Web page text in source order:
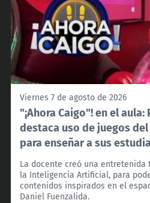
Viernes 7 de agosto de 2026
"¡Ahora Caigo"! en el
destaca uso de juegos
para enseñar a sus
La docente creó una entretenida
la Inteligencia Artificial, para
contenidos inspirados en el
Daniel Fuenzalida.